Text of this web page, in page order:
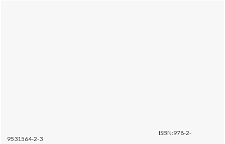
ISBN:978-2-
9531564-2-3